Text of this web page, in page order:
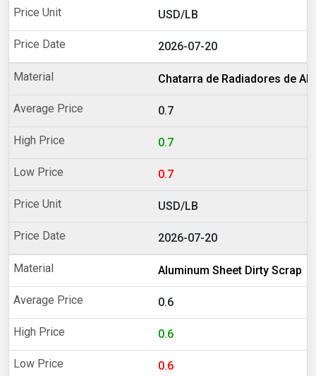
USD/LB
2026-07-20
Chatarra de Radiadores de
0.7
0.7
0.7
USD/LB
2026-07-20
Aluminum Sheet Dirty Scrap
0.6
0.6
0.6